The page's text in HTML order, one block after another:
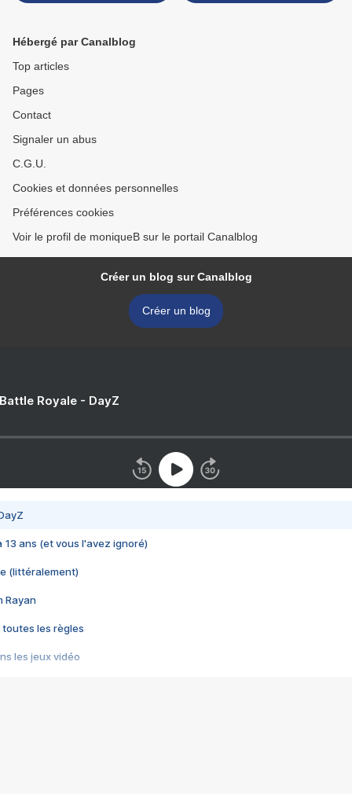
Hébergé par Canalblog
Top articles
Pages
Contact
Signaler un abus
C.G.U.
Cookies et données personnelles
Préférences cookies
Voir le profil de moniqueB sur le portail Canalblog
Créer un blog sur Canalblog
Créer un blog
Royale - DayZ
13 ans (et vous l'avez ignoré)
(littéralement)
Rayan
toutes les règles
les jeux vidéo